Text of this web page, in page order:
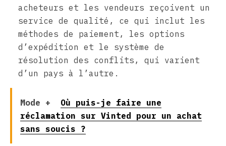
acheteurs et les vendeurs reçoivent un
service de qualité, ce qui inclut les
méthodes de paiement, les options
d’expédition et le système de
résolution des conflits, qui varient
d’un pays à l’autre.
Mode +
Où puis-je faire une
réclamation sur Vinted pour un achat
sans soucis ?